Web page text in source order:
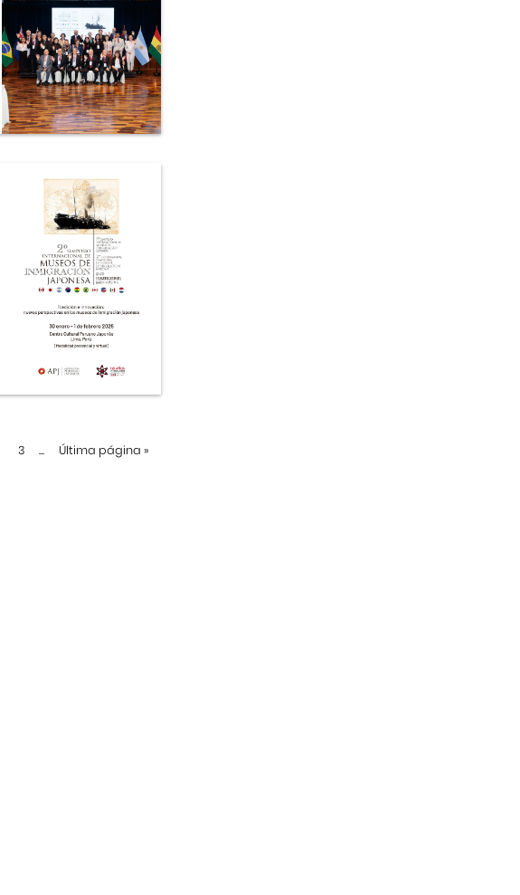
3 ... Última página »